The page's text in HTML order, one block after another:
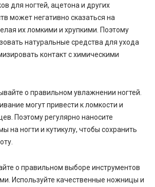
для ногтей, ацетона и других
может негативно сказаться на
их ломкими и хрупкими. Поэтому
натуральные средства для ухода
контакт с химическими
о правильном увлажнении ногтей.
могут привести к ломкости и
Поэтому регулярно наносите
на ногти и кутикулу, чтобы сохранить
о правильном выборе инструментов
Используйте качественные ножницы и